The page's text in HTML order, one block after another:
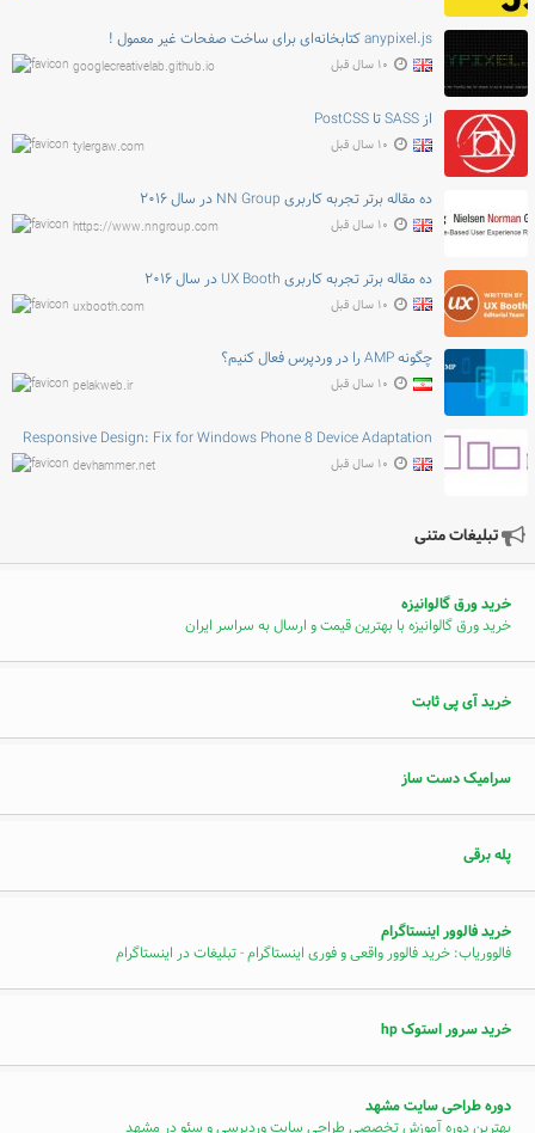
anypixel.js کتابخانه‌ای برای ساخت صفحات غیر معمول !
googlecreativelab.github.io ۱۰ سال قبل
از SASS تا PostCSS
tylergaw.com ۱۰ سال قبل
ده مقاله برتر تجربه کاربری NN Group در سال ۲۰۱۶
https://www.nngroup.com ۱۰ سال قبل
ده مقاله برتر تجربه کاربری UX Booth در سال ۲۰۱۶
uxbooth.com ۱۰ سال قبل
چگونه AMP را در وردپرس فعال کنیم؟
pelakweb.ir ۱۰ سال قبل
Responsive Design: Fix for Windows Phone 8 Device Adaptation
devhammer.net ۱۰ سال قبل
تبلیغات متنی
خرید ورق گالوانیزه
خرید ورق گالوانیزه با بهترین قیمت و ارسال به سراسر ایران
خرید آی پی ثابت
سرامیک دست ساز
پله برقی
خرید فالوور اینستاگرام
فالووریاب: خرید فالوور واقعی و فوری اینستاگرام - تبلیغات در اینستاگرام
خرید سرور استوک hp
دوره طراحی سایت مشهد